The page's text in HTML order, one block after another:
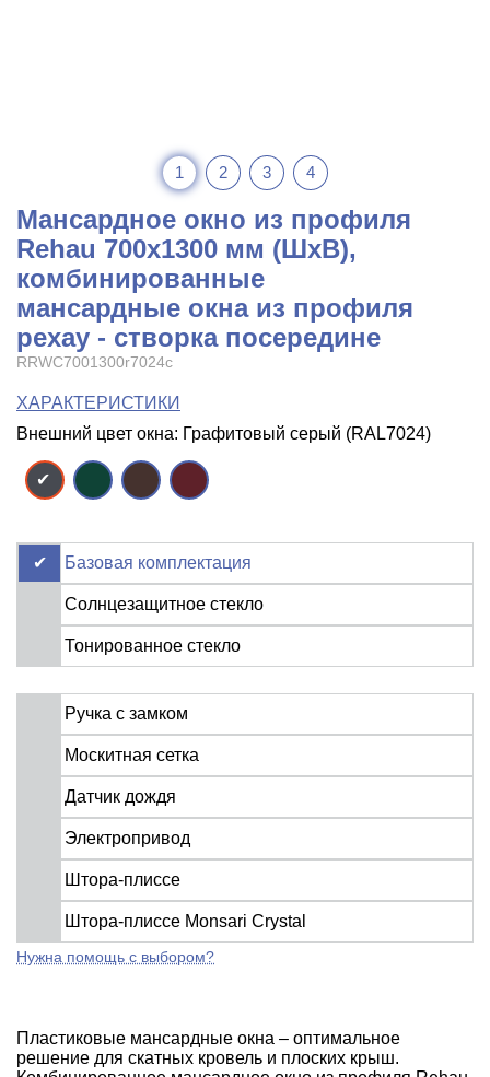
1 2 3 4
Мансардное окно из профиля
Rehau 700x1300 мм (ШхВ),
комбинированные
мансардные окна из профиля
рехау - створка посередине
RRWC7001300r7024c
ХАРАКТЕРИСТИКИ
Внешний цвет окна: Графитовый серый (RAL7024)
Базовая комплектация
Солнцезащитное стекло
Тонированное стекло
Ручка с замком
Москитная сетка
Датчик дождя
Электропривод
Штора-плиссе
Штора-плиссе Monsari Crystal
Нужна помощь с выбором?
Пластиковые мансардные окна – оптимальное
решение для скатных кровель и плоских крыш.